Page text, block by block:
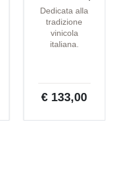
Dedicata alla
tradizione
vinicola
italiana.
€ 133,00